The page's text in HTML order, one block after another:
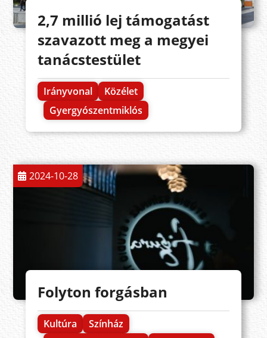
2,7 millió lej támogatást
szavazott meg a megyei
tanácstestület
Irányvonal
Közélet
Gyergyószentmiklós
2024-10-28
Folyton forgásban
Kultúra
Színház